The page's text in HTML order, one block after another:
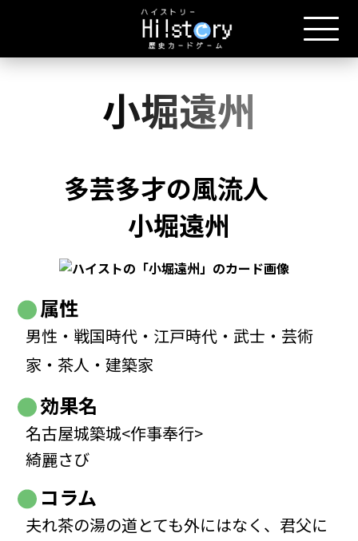
小堀遠州
多芸多才の風流人
小堀遠州
属性
男性・戦国時代・江戸時代・武士・芸術
家・茶人・建築家
効果名
名古屋城築城<作事奉行>
綺麗さび
コラム
夫れ茶の湯の道とても外にはなく、君父に